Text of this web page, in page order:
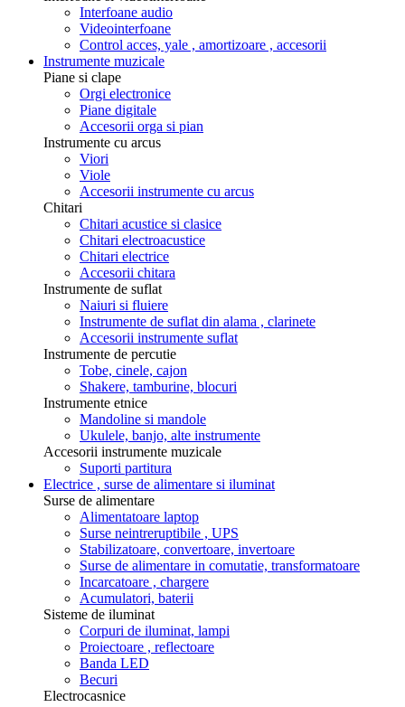
Interfoane audio
Videointerfoane
Control acces, yale , amortizoare , accesorii
Instrumente muzicale
Piane si clape
Orgi electronice
Piane digitale
Accesorii orga si pian
Instrumente cu arcus
Viori
Viole
Accesorii instrumente cu arcus
Chitari
Chitari acustice si clasice
Chitari electroacustice
Chitari electrice
Accesorii chitara
Instrumente de suflat
Naiuri si fluiere
Instrumente de suflat din alama , clarinete
Accesorii instrumente suflat
Instrumente de percutie
Tobe, cinele, cajon
Shakere, tamburine, blocuri
Instrumente etnice
Mandoline si mandole
Ukulele, banjo, alte instrumente
Accesorii instrumente muzicale
Suporti partitura
Electrice , surse de alimentare si iluminat
Surse de alimentare
Alimentatoare laptop
Surse neintreruptibile , UPS
Stabilizatoare, convertoare, invertoare
Surse de alimentare in comutatie, transformatoare
Incarcatoare , chargere
Acumulatori, baterii
Sisteme de iluminat
Corpuri de iluminat, lampi
Proiectoare , reflectoare
Banda LED
Becuri
Electrocasnice